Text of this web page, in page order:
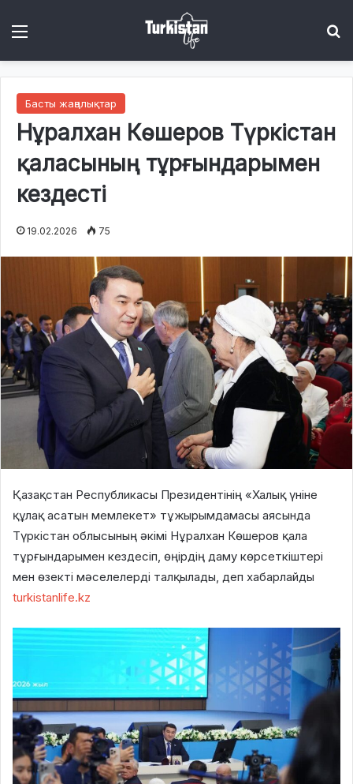
Басты жаңалықтар
Нұралхан Көшеров Түркістан
қаласының тұрғындарымен
кездесті
19.02.2026 75
Қазақстан Республикасы Президентінің «Халық үніне
құлақ асатын мемлекет» тұжырымдамасы аясында
Түркістан облысының әкімі Нұралхан Көшеров қала
тұрғындарымен кездесіп, өңірдің даму көрсеткіштері
мен өзекті мәселелерді талқылады, деп хабарлайды
turkistanlife.kz